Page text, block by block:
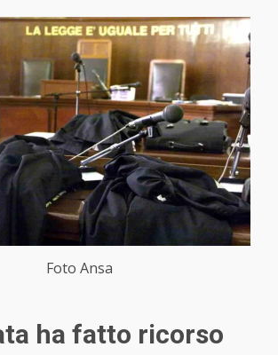
Foto Ansa
ha fatto ricorso